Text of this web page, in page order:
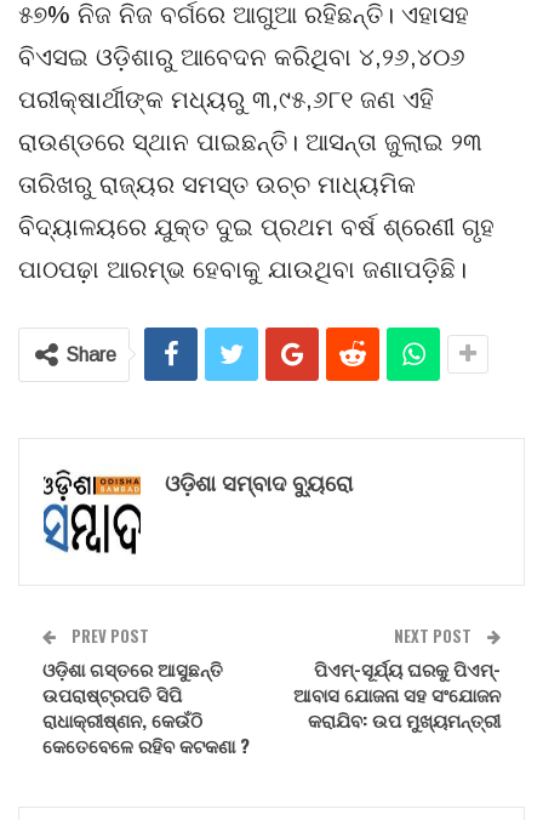
୫୭% ନିଜ ନିଜ ବର୍ଗରେ ଆଗୁଆ ରହିଛନ୍ତି। ଏହାସହ
ବିଏସଇ ଓଡ଼ିଶାରୁ ଆବେଦନ କରିଥିବା ୪,୨୬,୪୦୬
ପରୀକ୍ଷାର୍ଥୀଙ୍କ ମଧ୍ୟରୁ ୩,୯୫,୬୮୧ ଜଣ ଏହି
ରାଉଣ୍ଡରେ ସ୍ଥାନ ପାଇଛନ୍ତି। ଆସନ୍ତା ଜୁଲାଇ ୨୩
ତାରିଖରୁ ରାଜ୍ୟର ସମସ୍ତ ଉଚ୍ଚ ମାଧ୍ୟମିକ
ବିଦ୍ୟାଳୟରେ ଯୁକ୍ତ ଦୁଇ ପ୍ରଥମ ବର୍ଷ ଶ୍ରେଣୀ ଗୃହ
ପାଠପଢ଼ା ଆରମ୍ଭ ହେବାକୁ ଯାଉଥିବା ଜଣାପଡ଼ିଛି।
Share
ଓଡ଼ିଶା ସମ୍ବାଦ ବ୍ୟୁରୋ
PREV POST
ଓଡ଼ିଶା ଗସ୍ତରେ ଆସୁଛନ୍ତି
ଉପରାଷ୍ଟ୍ରପତି ସିପି
ରାଧାକ୍ରୀଷ୍ଣନ, କେଉଁଠି
କେତେବେଳେ ରହିବ କଟକଣା ?
NEXT POST
ପିଏମ୍-ସୂର୍ଯ୍ୟ ଘରକୁ ପିଏମ୍-
ଆବାସ ଯୋଜନା ସହ ସଂଯୋଜନ
କରାଯିବ: ଉପ ମୁଖ୍ୟମନ୍ତ୍ରୀ